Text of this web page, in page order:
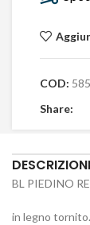
COD:
Share:
BL PIEDINO
in legno